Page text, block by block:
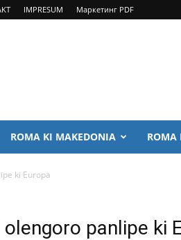
IMPRESUM Маркетинг PDF
ROMA KI MAKEDONIA ROMA
ki Europa
panlipe ki